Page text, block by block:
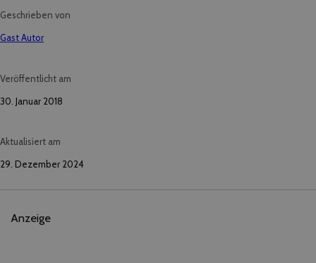
Geschrieben von
Gast Autor
Veröffentlicht am
30. Januar 2018
Aktualisiert am
29. Dezember 2024
Anzeige